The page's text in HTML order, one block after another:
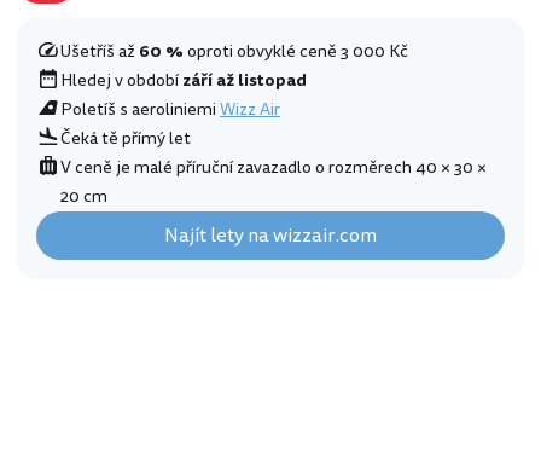
Ušetříš až60 %oproti obvyklé ceně 3 000 Kč
Hledej v obdobízáří až listopad
Poletíš s aeroliniemiWizz Air
Čeká tě přímý let
V ceně je malé příruční zavazadlo o rozměrech 40 × 30 ×
20 cm
Najít lety na wizzair.com